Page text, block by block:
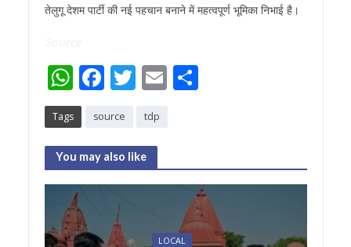
तेलुगू देशम पार्टी की नई पहचान बनाने में महत्वपूर्ण भूमिका निभाई है।
W
h
at
s
A
p
p
F
ac
e
b
o
k
T
w
itt
er
E
m
S
Tags source tdp
You may also like
LOCAL